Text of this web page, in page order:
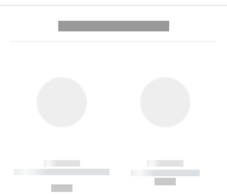
------------
----------- ----------- --------
------------
----------- -----------